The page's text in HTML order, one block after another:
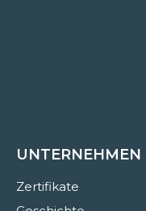
UNTERNEHMEN
Zertifikate